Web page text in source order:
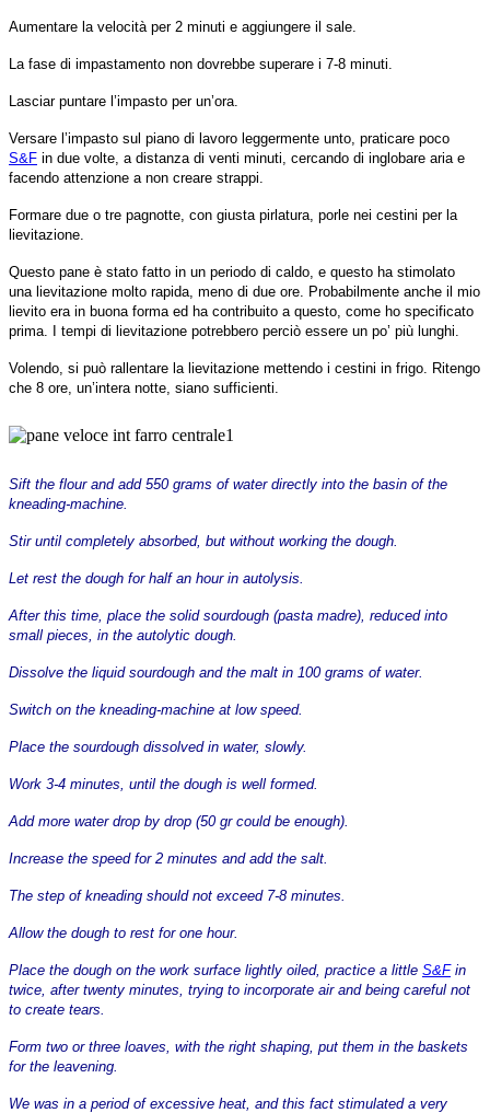
Aumentare la velocità per 2 minuti e aggiungere il sale.
La fase di impastamento non dovrebbe superare i 7-8 minuti.
Lasciar puntare l’impasto per un’ora.
Versare l’impasto sul piano di lavoro leggermente unto, praticare poco
S&F in due volte, a distanza di venti minuti, cercando di inglobare aria e
facendo attenzione a non creare strappi.
Formare due o tre pagnotte, con giusta pirlatura, porle nei cestini per la
lievitazione.
Questo pane è stato fatto in un periodo di caldo, e questo ha stimolato
una lievitazione molto rapida, meno di due ore. Probabilmente anche il mio
lievito era in buona forma ed ha contribuito a questo, come ho specificato
prima. I tempi di lievitazione potrebbero perciò essere un po’ più lunghi.
Volendo, si può rallentare la lievitazione mettendo i cestini in frigo. Ritengo
che 8 ore, un’intera notte, siano sufficienti.
Sift the flour and add 550 grams of water directly into the basin of the
kneading-machine.
Stir until completely absorbed, but without working the dough.
Let rest the dough for half an hour in autolysis.
After this time, place the solid sourdough (pasta madre), reduced into
small pieces, in the autolytic dough.
Dissolve the liquid sourdough and the malt in 100 grams of water.
Switch on the kneading-machine at low speed.
Place the sourdough dissolved in water, slowly.
Work 3-4 minutes, until the dough is well formed.
Add more water drop by drop (50 gr could be enough).
Increase the speed for 2 minutes and add the salt.
The step of kneading should not exceed 7-8 minutes.
Allow the dough to rest for one hour.
Place the dough on the work surface lightly oiled, practice a little S&Fin
twice, after twenty minutes, trying to incorporate air and being careful not
to create tears.
Form two or three loaves, with the right shaping, put them in the baskets
for the leavening.
We was in a period of excessive heat, and this fact stimulated a very